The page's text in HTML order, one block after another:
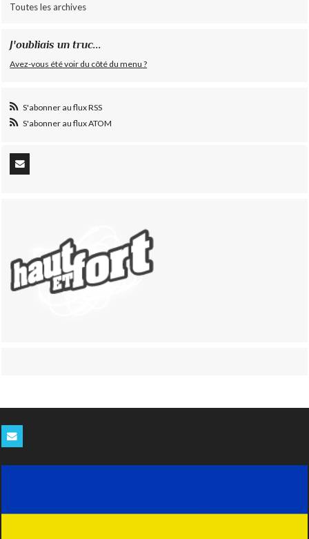
Toutes les archives
J'oubliais un truc...
Avez-vous été voir du côté du menu ?
S'abonner au flux RSS
S'abonner au flux ATOM